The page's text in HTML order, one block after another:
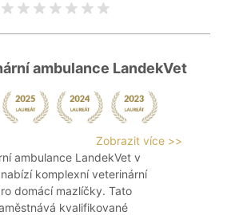
ambulance LandekVet
Zobrazit více >>
ambulance LandekVet v
komplexní veterinární
domácí mazlíčky. Tato
kvalifikované